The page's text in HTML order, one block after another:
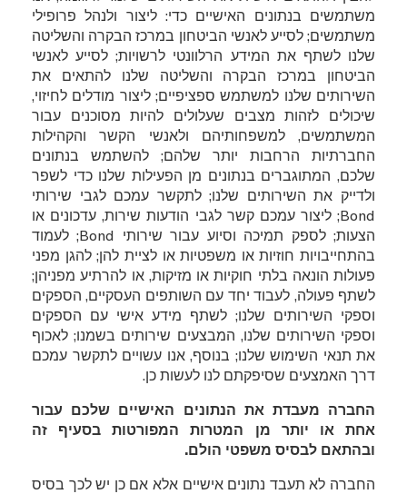
משתמשים בנתונים האישיים כדי: ליצור ולנהל פרופילי
משתמשים; לסייע לאנשי הביטחון במרכז הבקרה והשליטה
שלנו לשתף את המידע הרלוונטי לרשויות; לסייע לאנשי
הביטחון במרכז הבקרה והשליטה שלנו להתאים את
השירותים שלנו למשתמש ספציפיים; ליצור מודלים לחיזוי,
שיכולים לזהות מצבים שעלולים להיות מסוכנים עבור
המשתמשים, למשפחותיהם ולאנשי הקשר והקהילות
החברתיות הרחבות יותר שלהם; להשתמש בנתונים
שלכם, המתוגברים בנתונים מן הפעילות שלנו כדי לשפר
ולדייק את השירותים שלנו; לתקשר עמכם לגבי שירותי
Bond; ליצור עמכם קשר לגבי הודעות שירות, עדכונים או
הצעות; לספק תמיכה וסיוע עבור שירותי Bond; לעמוד
בהתחייבויות חוזיות או משפטיות או לציית להן; להגן מפני
פעולות הונאה בלתי חוקיות או מזיקות, או להרתיע מפניהן;
לשתף פעולה, לעבוד יחד עם השותפים העסקיים, הספקים
וספקי השירותים שלנו; לשתף מידע אישי עם הספקים
וספקי השירותים שלנו, המבצעים שירותים בשמנו; לאכוף
את תנאי השימוש שלנו; בנוסף, אנו עשויים לתקשר עמכם
דרך האמצעים שסיפקתם לנו לעשות כן.
החברה מעבדת את הנתונים האישיים שלכם עבור
אחת או יותר מן המטרות המפורטות בסעיף זה
ובהתאם לבסיס משפטי הולם.
החברה לא תעבד נתונים אישיים אלא אם כן יש לכך בסיס